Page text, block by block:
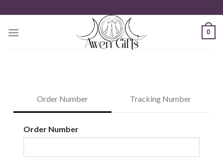
Inhalt
springen
0
TRACK
Order Number Tracking Number
Order Number